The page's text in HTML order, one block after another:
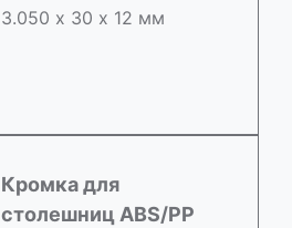
3.050 х 30 х 12 мм
Кромка для
столешниц ABS/РР